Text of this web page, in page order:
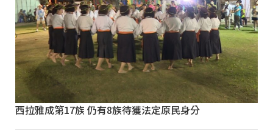
西拉雅成第17族 仍有8族待獲法定原民身分